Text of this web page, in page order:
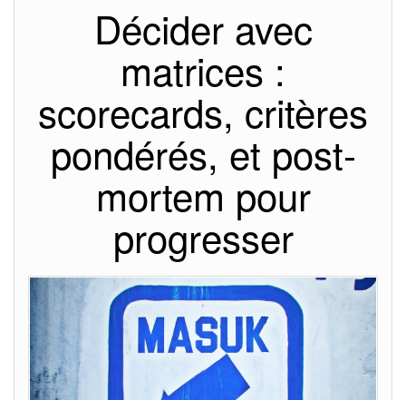
Décider avec
matrices :
scorecards, critères
pondérés, et post-
mortem pour
progresser